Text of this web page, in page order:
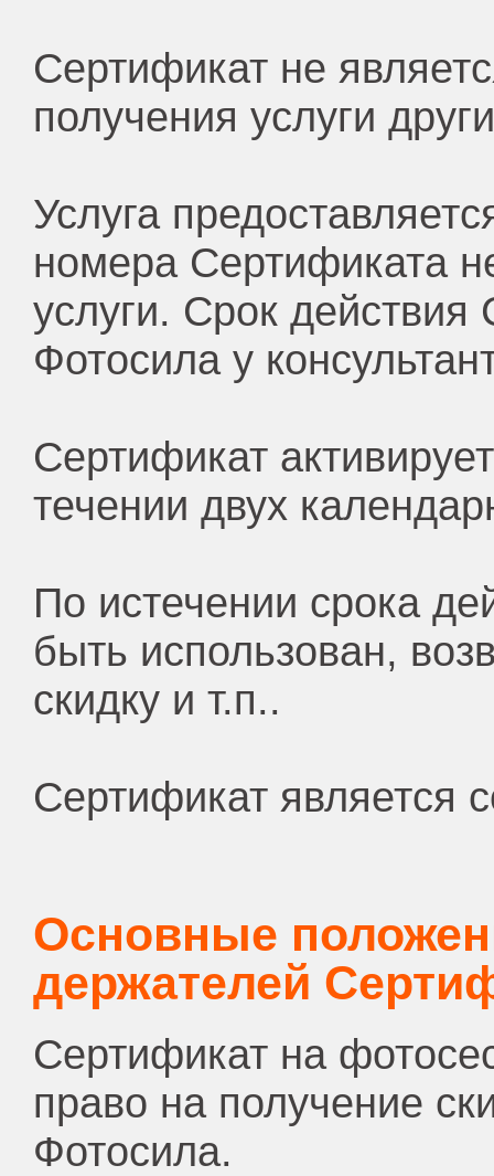
Сертификат не
получения услуги
Услуга
номера Сертификата
услуги. Срок
Фотосила у
Сертификат
течении двух
По истечении срока
быть использован,
скидку и т.п..
Сертификат является
Основные
держателей
Сертификат на
право на получение
Фотосила.